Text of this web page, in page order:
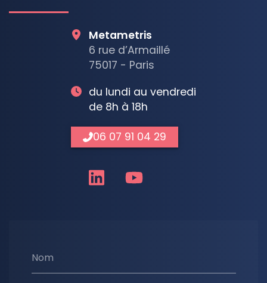
Nom
Metametris
6 rue d’Armaillé
75017 - Paris
du lundi au vendredi
de 8h à 18h
06 07 91 04 29